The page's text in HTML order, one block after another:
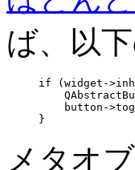
ば、以
if (widget-
button-
     }
メタオ